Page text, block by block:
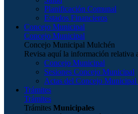
Planificación Comunal
Estados Financieros
Concejo Municipal
Concejo Municipal
Concejo Municipal Mulchén
Revisa aquí la información
Concejo Municipal
Sesiones Concejo Municipal
Actas del Concejo
Trámites
Trámites
Trámites Municipales